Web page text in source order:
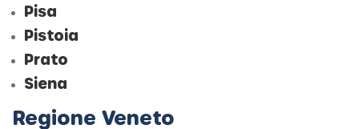
Pisa
Pistoia
Prato
Siena
Regione Veneto